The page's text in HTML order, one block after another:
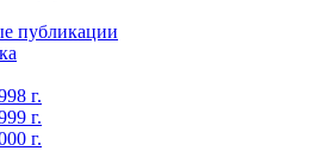
публикации
г.
г.
г.